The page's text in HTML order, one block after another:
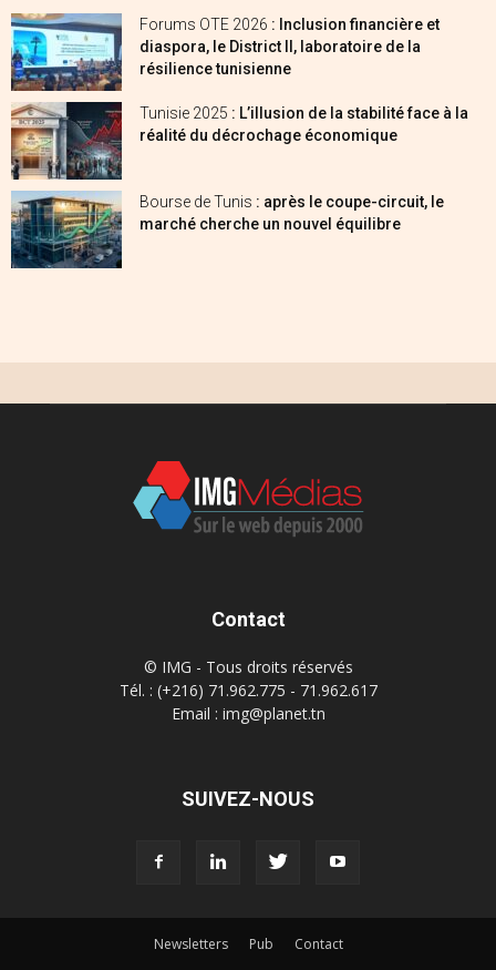
Forums OTE 2026 : Inclusion financière et
diaspora, le District II, laboratoire de la
résilience tunisienne
Tunisie 2025 : L’illusion de la stabilité face à la
réalité du décrochage économique
Bourse de Tunis : après le coupe-circuit, le
marché cherche un nouvel équilibre
Contact
© IMG - Tous droits réservés
Tél. : (+216) 71.962.775 - 71.962.617
Email : img@planet.tn
SUIVEZ-NOUS
Newsletters Pub
Contact